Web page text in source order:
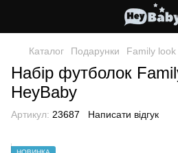
Каталог Подарунки Family look
Набір футболок
HeyBaby
Артикул: 23687 Написати відгук